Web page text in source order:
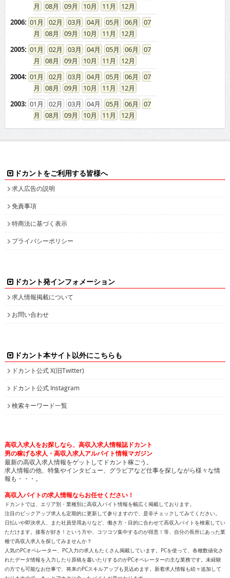
08
09 10 11
12
2006: 01 02 03 04 05 06
07
08
09 10 11
12
2005: 01 02 03 04 05 06
07
08
09 10 11
12
2004: 01 02 03 04 05 06
07
08
09 10 11
12
2003: 01 02 03 04 05 06
07
08
09 10 11 12
ドカントをご利用する皆様へ
求人広告の説明
免責事項
特商法に基づく表示
プライバシーポリシー
ドカント発インフォメーション
求人情報掲載について
お問い合わせ
ドカント本サイト以外にこちらも
ドカント公式 X(旧Twitter)
ドカント公式 Instagram
検索キーワード一覧
高収入求人をお探しなら、高収入求人情報誌ドカント
男の稼げる求人・高収入求人アルバイト情報マガジン
最新の高収入求人情報をゲットしてドカント稼ごう。
求人情報の他、特集やインタビュー、グラビアなど仕事を探しながら様々な情
報も・・・。
高収入バイトの求人情報ならお任せください！
ドカントでは、エリア別・業種別に高収入バイト情報を幅広く掲載しております。
注目のピックアップ求人も定期的に更新して参りますので、是非チェックしてみてください。
日払いや即決求人、また社員登用ありなど、働き方・目的に合わせて高収入バイトを検索してい
ただけます。接客が好き！という方や、コツコツ集中するのが得意！等、自分の長所にあった業
種で高収入求人を探してみませんか？
人気のPCオペレーター、PC入力の求人もたくさん掲載しています。PCを使って、各種数値化さ
れたデータ情報を入力したり原稿を書いたりするのがPCオペレーターの主な業務です。未経験
の方でも可能なお仕事で、将来のPCスキルアップも見込めます。新着求人情報も続々追加して